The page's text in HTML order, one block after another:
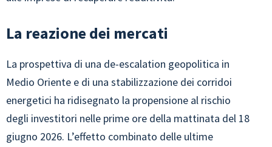
La reazione dei mercati
La prospettiva di una de-escalation geopolitica in
Medio Oriente e di una stabilizzazione dei corridoi
energetici ha ridisegnato la propensione al rischio
degli investitori nelle prime ore della mattinata del 18
giugno 2026. L’effetto combinato delle ultime